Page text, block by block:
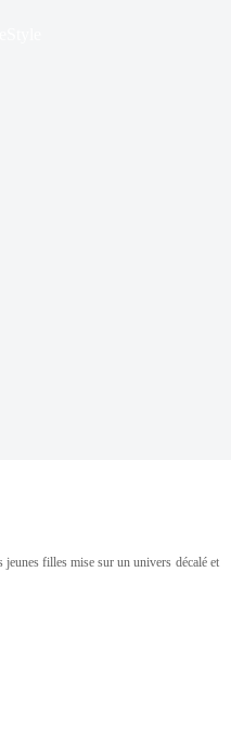
jeunes filles mise sur un univers décalé et